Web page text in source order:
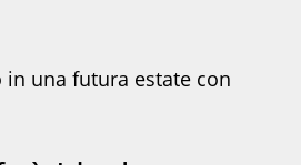
in una futura estate con